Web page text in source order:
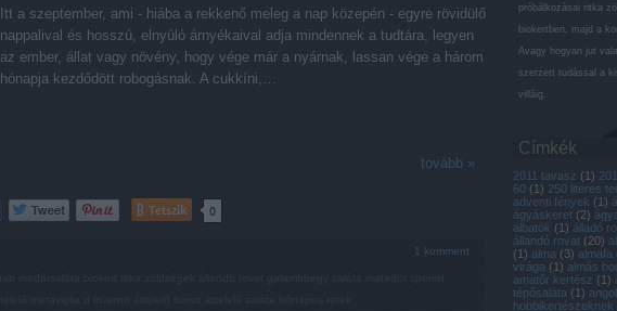
próbálkozásai ritka
biokertben, majd a
Avagy hogyan jut
szerzett tudással a
villáig.
Címkék
2011 tavasz (1)
60 (1) 250 literes
adventi fények (1)
ágyáskeret (2)
albatök (1) álladó
állandó rovat (20)
(1) alma (3) almafa
virága (1) almás
amatőr kertész (1)
tépősaláta (1)
hobbikertészeknek
Itt a szeptember, ami - hiába a rekkenő meleg a nap közepén - egyre rövidülő
nappalival és hosszú, elnyúló árnyékaival adja mindennek a tudtára, legyen
az ember, állat vagy növény, hogy vége már a nyárnak, lassan vége a három
hónapja kezdődött robogásnak. A cukkíni,…
tovább »
Tetszik 0
1 komment